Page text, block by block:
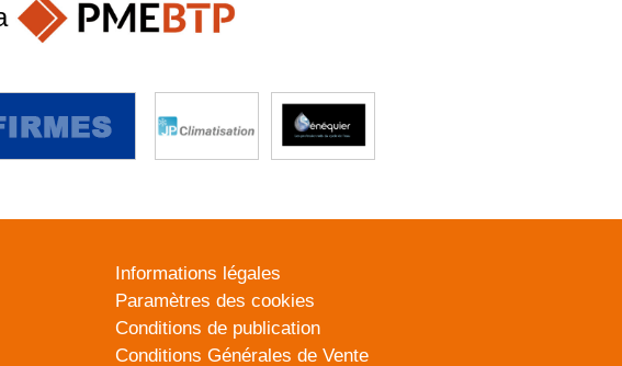
Informations légales
Paramètres des cookies
Conditions de publication
Conditions Générales de Vente